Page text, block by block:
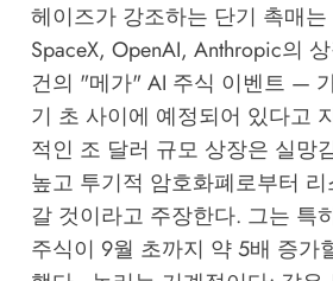
헤이즈가 강조하는 단기 촉매
SpaceX, OpenAI, Anthropic의
건의 "메가" AI 주식 이벤트 —
기 초 사이에 예정되어 있다고
적인 조 달러 규모 상장은 실망
높고 투기적 암호화폐로부터
갈 것이라고 주장한다. 그는 특
주식이 9월 초까지 약 5배 증가